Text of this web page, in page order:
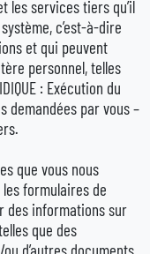
les services tiers qu’il
c’est-à-dire
et qui peuvent
personnel, telles
: Exécution du
demandées par vous –
que vous nous
formulaires de
des informations sur
que des